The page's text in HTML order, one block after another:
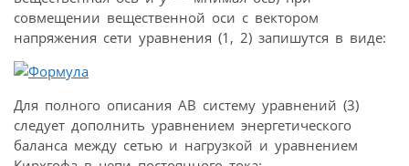
совмещении вещественной оси с вектором
напряжения сети уравнения (1, 2) запишутся в виде:
Для полного описания АВ систему уравнений (3)
следует дополнить уравнением энергетического
баланса между сетью и нагрузкой и уравнением